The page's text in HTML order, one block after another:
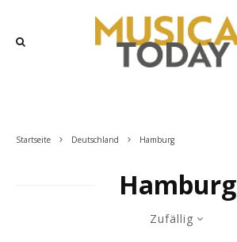
Startseite Deutschland Hamburg
Hamburg
Zufällig